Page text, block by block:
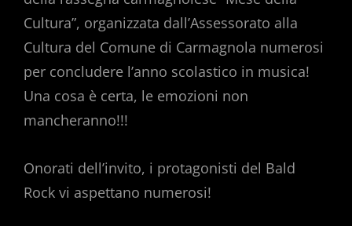
Cultura”, organizzata dall’Assessorato alla
Cultura del Comune di Carmagnola numerosi
per concludere l’anno scolastico in musica!
Una cosa è certa, le emozioni non
mancheranno!!!
Onorati dell’invito, i protagonisti del Bald
Rock vi aspettano numerosi!